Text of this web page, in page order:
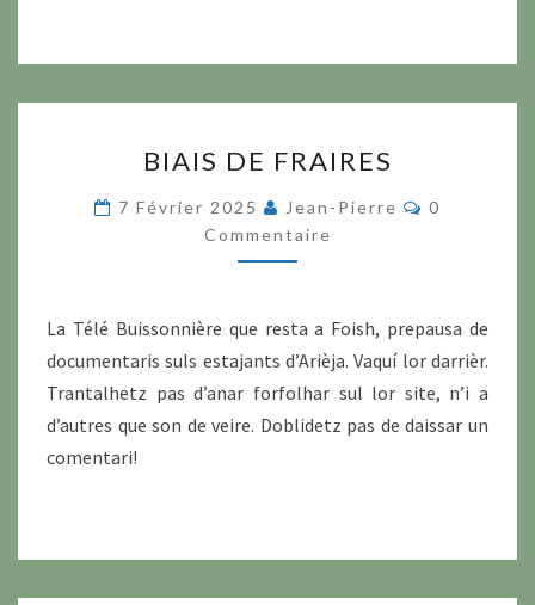
DE
FRAIRES
BIAIS DE FRAIRES
7 Février 2025 Jean-Pierre
0
Commentaire
La Télé Buissonnière que resta a Foish, prepausa de
documentaris suls estajants d’Arièja. Vaquí lor darrièr.
Trantalhetz pas d’anar forfolhar sul lor site, n’i a
d’autres que son de veire. Doblidetz pas de daissar un
comentari!